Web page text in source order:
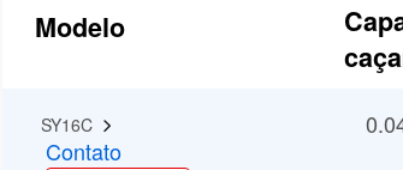
Modelo
SY16C
Contato